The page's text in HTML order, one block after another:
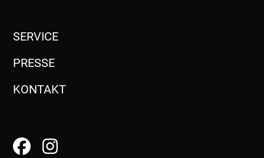
SERVICE
PRESSE
KONTAKT